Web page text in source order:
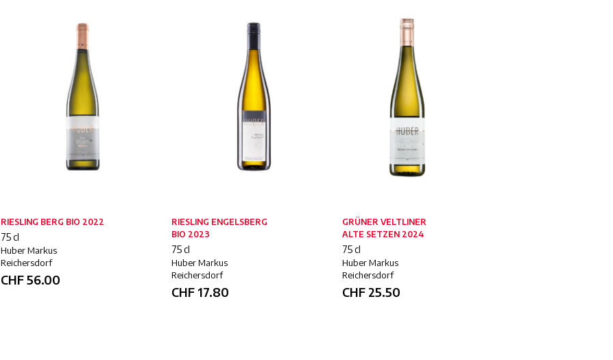
RIESLING BERG BIO 2022
75 cl
Huber Markus
Reichersdorf
CHF56.00
RIESLING ENGELSBERG
BIO 2023
75 cl
Huber Markus
Reichersdorf
CHF 17.80
GRÜNER VELTLINER
ALTE SETZEN 2024
75 cl
Huber Markus
Reichersdorf
CHF 25.50